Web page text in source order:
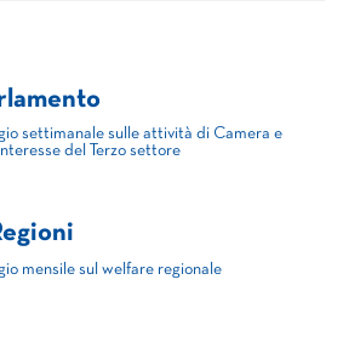
settimanale sulle attività di Camera e
del Terzo settore
mensile sul welfare regionale